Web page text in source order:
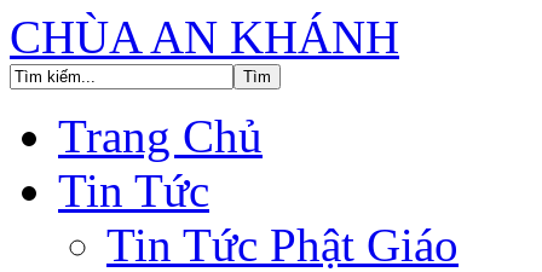
CHÙA AN KHÁNH
Trang Chủ
Tin Tức
Tin Tức Phật Giáo